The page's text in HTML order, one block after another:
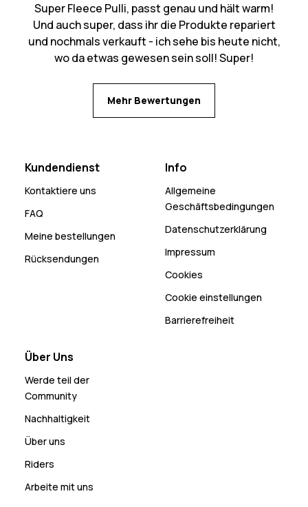
Super Fleece Pulli, passt genau und hält warm!
Und auch super, dass ihr die Produkte repariert
und nochmals verkauft - ich sehe bis heute nicht,
wo da etwas gewesen sein soll! Super!
Mehr Bewertungen
Kundendienst
Kontaktiere uns
FAQ
Meine bestellungen
Rücksendungen
Info
Allgemeine
Geschäftsbedingungen
Datenschutzerklärung
Impressum
Cookies
Cookie einstellungen
Barrierefreiheit
Über Uns
Werde teil der
Community
Nachhaltigkeit
Über uns
Riders
Arbeite mit uns